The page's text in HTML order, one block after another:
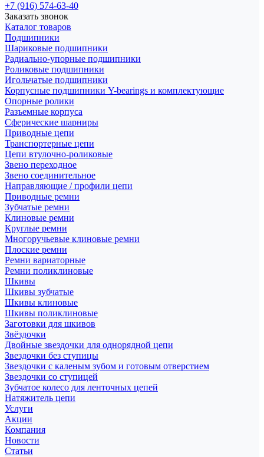
+7 (916) 574-63-40
Заказать звонок
Каталог товаров
Подшипники
Шариковые подшипники
Радиально-упорные подшипники
Роликовые подшипники
Игольчатые подшипники
Корпусные подшипники Y-bearings и комплектующие
Опорные ролики
Разъемные корпуса
Сферические шарниры
Приводные цепи
Транспортерные цепи
Цепи втулочно-роликовые
Звено переходное
Звено соединительное
Направляющие / профили цепи
Приводные ремни
Зубчатые ремни
Клиновые ремни
Круглые ремни
Многоручьевые клиновые ремни
Плоские ремни
Ремни вариаторные
Ремни поликлиновые
Шкивы
Шкивы зубчатые
Шкивы клиновые
Шкивы поликлиновые
Заготовки для шкивов
Звёздочки
Двойные звездочки для однорядной цепи
Звездочки без ступицы
Звездочки с каленым зубом и готовым отверстием
Звездочки со ступицей
Зубчатое колесо для ленточных цепей
Натяжитель цепи
Услуги
Акции
Компания
Новости
Статьи